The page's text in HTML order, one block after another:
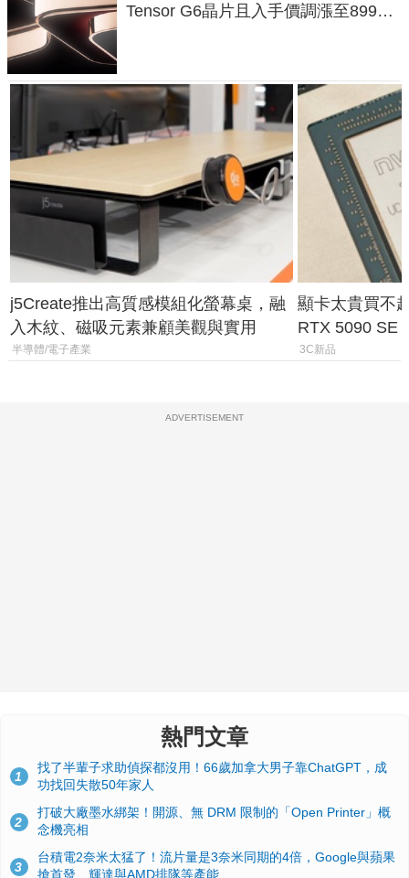
Tensor G6晶片且入手價調漲至899美
j5Create推出高質感模組化螢幕桌，融
入木紋、磁吸元素兼顧美觀與實用
半導體/電子產業
顯卡太貴買不
RTX 5090 SE
體
3C新品
ADVERTISEMENT
熱門文章
1
找了半輩子求助偵探都沒用！66歲加拿大男子靠ChatGPT，成
功找回失散50年家人
2
打破大廠墨水綁架！開源、無 DRM 限制的「Open Printer」概
念機亮相
3
台積電2奈米太猛了！流片量是3奈米同期的4倍，Google與蘋果
搶首發、輝達與AMD排隊等產能